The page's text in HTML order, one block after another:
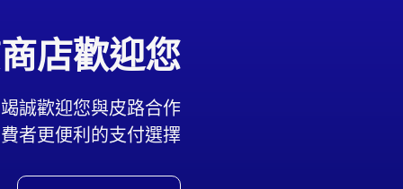
店歡迎您
誠歡迎您與皮路合作
者更便利的支付選擇